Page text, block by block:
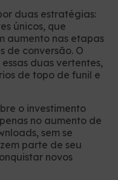
duas estratégias:
únicos, que
aumento nas etapas
de conversão. O
duas vertentes,
de topo de funil e
o investimento
no aumento de
sem se
parte de seu
novos